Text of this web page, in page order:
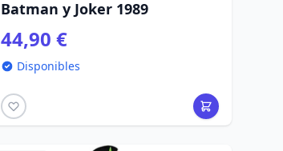
Batman y Joker 1989
44,90 €
Disponibles